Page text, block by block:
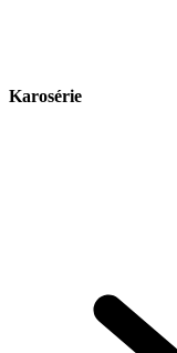
Karosérie